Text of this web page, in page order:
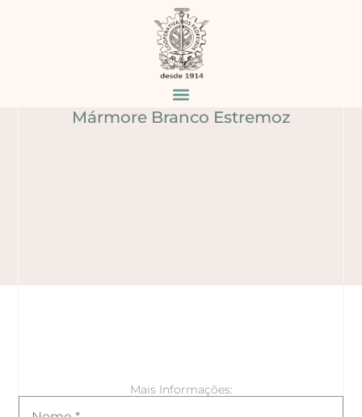
MÁRMORE BRANCO
ESTREMOZ
Produtos
Mármore Branco Estremoz
Mais Informações: